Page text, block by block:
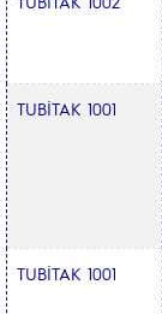
TUBİTAK 1001
TUBİTAK 1001